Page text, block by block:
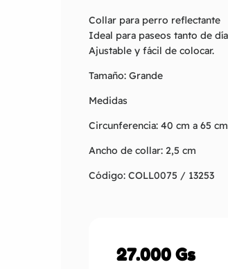
Collar para perro reflectante
Ideal para paseos tanto de
Ajustable y fácil de colocar.
Tamaño: Grande
Medidas
Circunferencia: 40 cm a 65 cm
Ancho de collar: 2,5 cm
Código: COLL0075 / 13253
27.000Gs